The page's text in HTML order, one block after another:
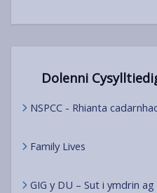
Dolenni
NSPCC - Rhianta
Family Lives
GIG y DU – Sut i ymdrin